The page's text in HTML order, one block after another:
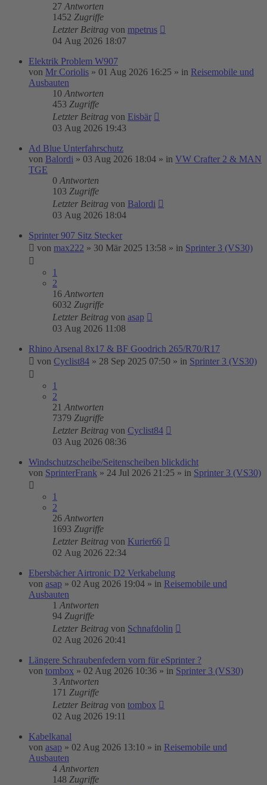
27 Antworten
1452 Zugriffe
Letzter Beitrag von mpetrus
04 Aug 2026 18:07
Elektrik Problem W907
von Mr Coriolis » 01 Aug 2026 16:25 » in Reisemobile und
Ausbauten
10 Antworten
453 Zugriffe
Letzter Beitrag von Eisbär
03 Aug 2026 19:43
Ad Blue Unterfahrschutz
von Balordi » 03 Aug 2026 18:04 » in VW Crafter 2 & MAN
TGE
0 Antworten
103 Zugriffe
Letzter Beitrag von Balordi
03 Aug 2026 18:04
Sprinter 907 Sitz Stecker
von max222 » 30 Mär 2025 13:58 » in Sprinter 3 (VS30)
1
2
16 Antworten
6032 Zugriffe
Letzter Beitrag von asap
03 Aug 2026 11:08
Rhino Arsenal 8x17 & BF Goodrich 265/R70/R17
von Cyclist84 » 28 Sep 2025 07:50 » in Sprinter 3 (VS30)
1
2
21 Antworten
7379 Zugriffe
Letzter Beitrag von Cyclist84
03 Aug 2026 08:36
Windschutzscheibe/Seitenscheiben blickdicht
von SprinterFrank » 24 Jul 2026 21:25 » in Sprinter 3 (VS30)
1
2
26 Antworten
1693 Zugriffe
Letzter Beitrag von Kurier66
02 Aug 2026 22:34
Ebersbächer Airtronic D2 Verkabelung
von asap » 02 Aug 2026 19:04 » in Reisemobile und
Ausbauten
1 Antworten
94 Zugriffe
Letzter Beitrag von Schnafdolin
02 Aug 2026 20:41
Längere Schraubenfedern vorn für eSprinter ?
von tombox » 02 Aug 2026 10:36 » in Sprinter 3 (VS30)
3 Antworten
171 Zugriffe
Letzter Beitrag von tombox
02 Aug 2026 19:11
Kabelkanal
von asap » 02 Aug 2026 13:10 » in Reisemobile und
Ausbauten
4 Antworten
148 Zugriffe